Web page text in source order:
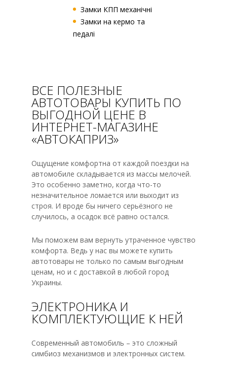
Замки КПП механічні
Замки на кермо та
педалі
ВСЕ ПОЛЕЗНЫЕ
АВТОТОВАРЫ КУПИТЬ ПО
ВЫГОДНОЙ ЦЕНЕ В
ИНТЕРНЕТ-МАГАЗИНЕ
«АВТОКАПРИЗ»
Ощущение комфортна от каждой поездки на
автомобиле складывается из массы мелочей.
Это особенно заметно, когда что-то
незначительное ломается или выходит из
строя. И вроде бы ничего серьёзного не
случилось, а осадок всё равно остался.
Мы поможем вам вернуть утраченное чувство
комфорта. Ведь у нас вы можете купить
автотовары не только по самым выгодным
ценам, но и с доставкой в любой город
Украины.
ЭЛЕКТРОНИКА И
КОМПЛЕКТУЮЩИЕ К НЕЙ
Современный автомобиль – это сложный
симбиоз механизмов и электронных систем.